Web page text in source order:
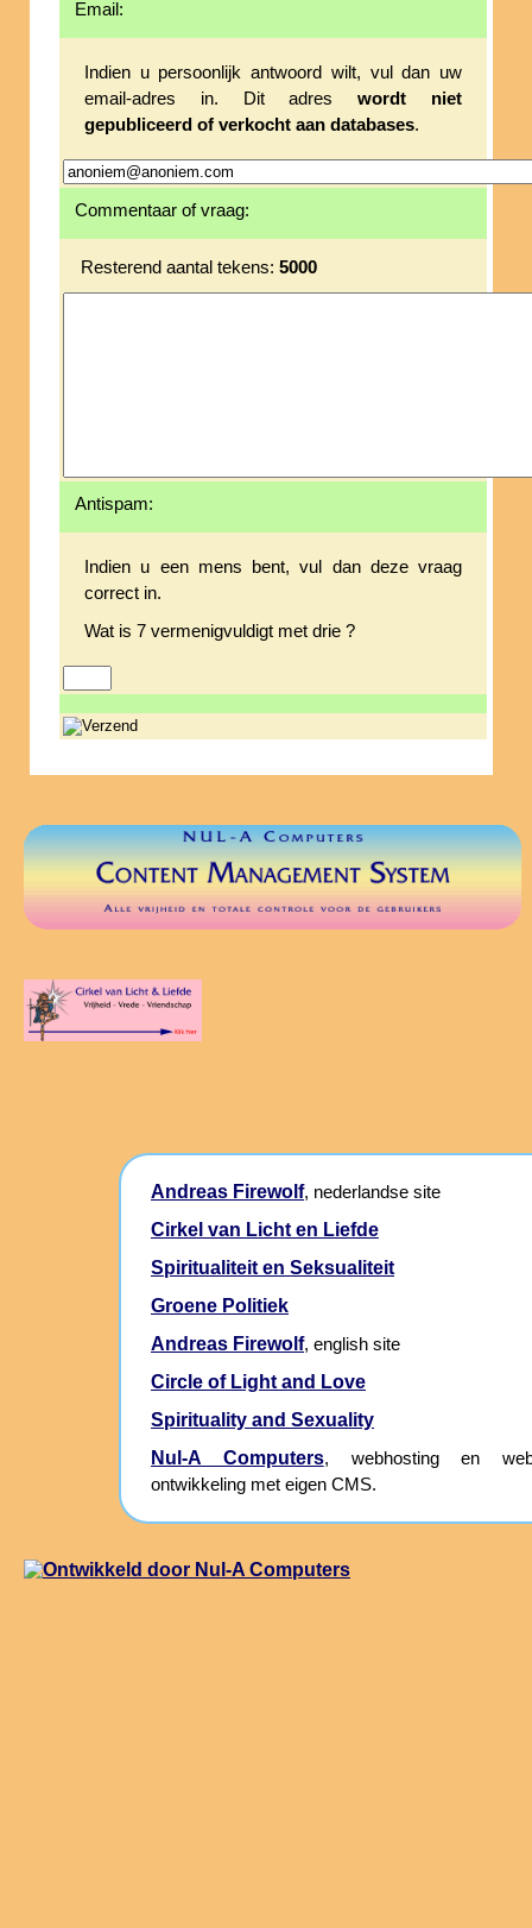
Email:
Indien u persoonlijk antwoord wilt, vul dan uw
email-adres in. Dit adreswordt niet
gepubliceerd of verkocht aan databases.
Commentaar of vraag:
Resterend aantal tekens: 5000
Antispam:
Indien u een mens bent, vul dan deze vraag
correct in.
Wat is 7 vermenigvuldigt met drie ?
Andreas Firewolf, nederlandse site
Cirkel van Licht en Liefde
Spiritualiteit en Seksualiteit
Groene Politiek
Andreas Firewolf, english site
Circle of Light and Love
Spirituality and Sexuality
Nul-A Computers, webhosting en
ontwikkeling met eigen CMS.